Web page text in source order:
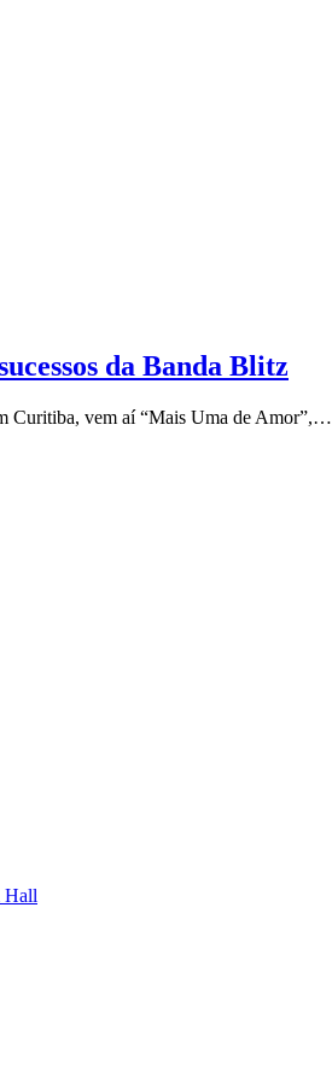
da Banda Blitz
Curitiba, vem aí “Mais Uma de Amor”,…
Hall